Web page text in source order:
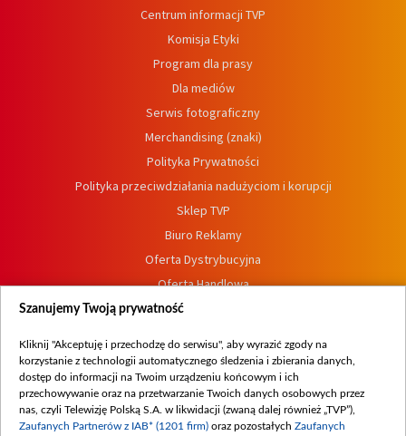
Centrum informacji TVP
Komisja Etyki
Program dla prasy
Dla mediów
Serwis fotograficzny
Merchandising (znaki)
Polityka Prywatności
Polityka przeciwdziałania nadużyciom i korupcji
Sklep TVP
Biuro Reklamy
Oferta Dystrybucyjna
Oferta Handlowa
Dostępność
Procedura zgłoszeń wewnętrznych
Szanujemy Twoją prywatność
Kliknij "Akceptuję i przechodzę do serwisu", aby wyrazić zgody na
korzystanie z technologii automatycznego śledzenia i zbierania danych,
dostęp do informacji na Twoim urządzeniu końcowym i ich
przechowywanie oraz na przetwarzanie Twoich danych osobowych przez
nas, czyli Telewizję Polską S.A. w likwidacji (zwaną dalej również „TVP”),
Zaufanych Partnerów z IAB* (1201 firm) oraz pozostałych Zaufanych